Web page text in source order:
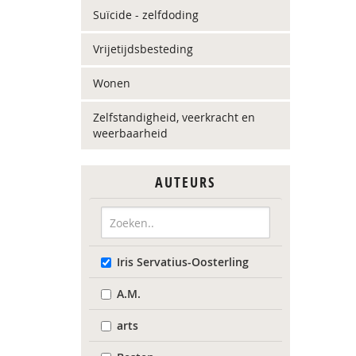
Suïcide - zelfdoding
Vrijetijdsbesteding
Wonen
Zelfstandigheid, veerkracht en
weerbaarheid
AUTEURS
Iris Servatius-Oosterling
A.M.
arts